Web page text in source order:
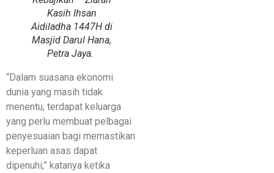
Kasih Ihsan
Aidiladha 1447H di
Masjid Darul Hana,
Petra Jaya.
“Dalam suasana ekonomi
dunia yang masih tidak
menentu, terdapat keluarga
yang perlu membuat pelbagai
penyesuaian bagi memastikan
keperluan asas dapat
dipenuhi,” katanya ketika